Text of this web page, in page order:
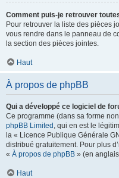
Comment puis-je retrouver
Pour retrouver la liste des pièces
vous rendre dans le panneau de
la section des pièces jointes.
Haut
À propos de phpBB
Qui a développé ce logiciel de
Ce programme (dans sa forme
phpBB Limited , qui en est le
la « Licence Publique Générale
distribué gratuitement. Pour plus
« À propos de phpBB » (en
Haut